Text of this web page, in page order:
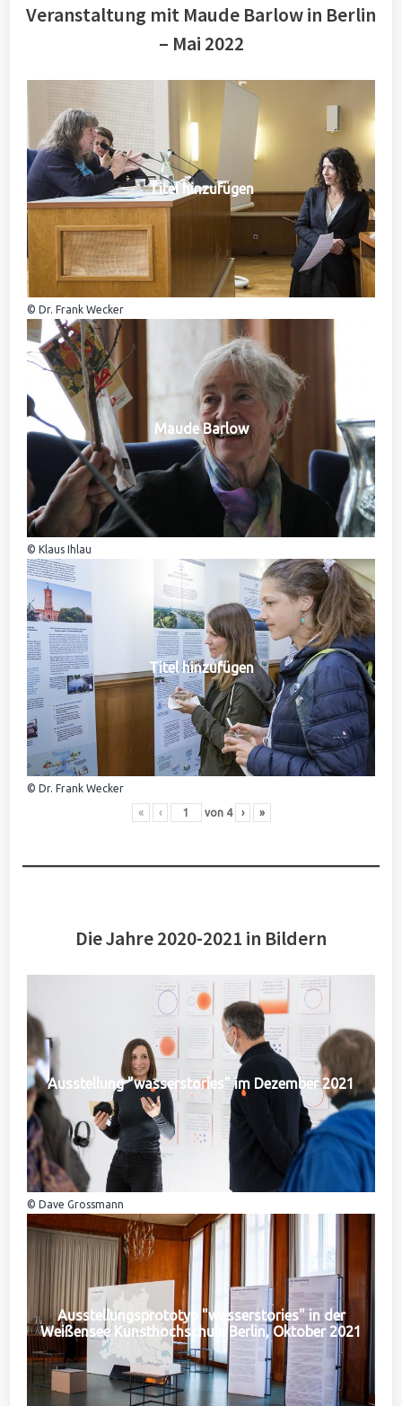
Veranstaltung mit Maude Barlow in Berlin
– Mai 2022
Titel hinzufügen
© Dr. Frank Wecker
Maude Barlow
© Klaus Ihlau
Titel hinzufügen
© Dr. Frank Wecker
« ‹ von 4 › »
Die Jahre 2020-2021 in Bildern
Ausstellung "wasserstories" im Dezember 2021
© Dave Grossmann
Ausstellungsprototyp "wasserstories" in der
Weißensee Kunsthochschule Berlin, Oktober 2021